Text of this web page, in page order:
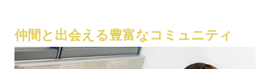
Joanna Wangとコラボレーション作品も展開して
いる。最近では、ウィンドウディスプレイや壁
仲間と出会える豊富なコミュニティ